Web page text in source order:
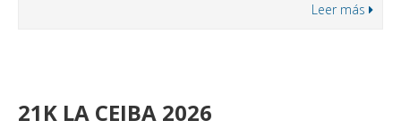
Leer más
21K LA CEIBA 2026